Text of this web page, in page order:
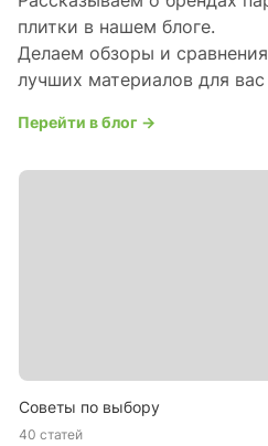
плитки в нашем блоге.
Делаем обзоры и
лучших материалов для вас
Перейти в блог →
Советы по выбору
40 статей